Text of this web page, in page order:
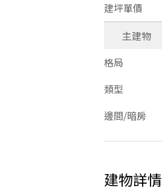
建坪單價
主建物
格局
類型
邊間/暗房
建物詳情